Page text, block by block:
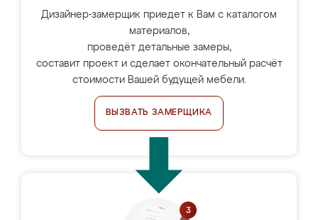
Дизайнер-замерщик приедет к Вам с каталогом
материалов,
проведёт детальные замеры,
составит проект и сделает окончательный расчёт
стоимости Вашей будущей мебели.
ВЫЗВАТЬ ЗАМЕРЩИКА